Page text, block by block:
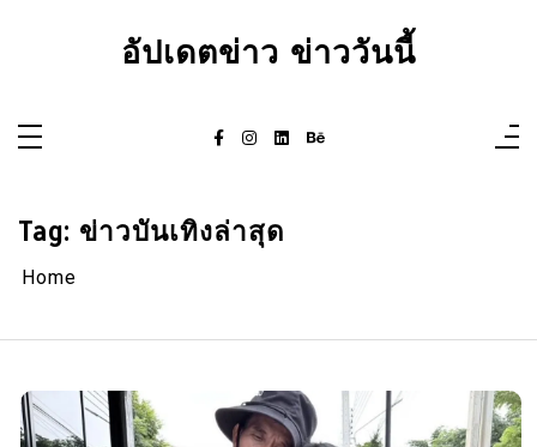
อัปเดตข่าว ข่าววันนี้
Tag: ข่าวบันเทิงล่าสุด
Home